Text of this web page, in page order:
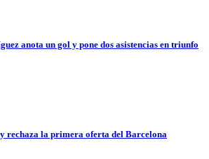
anota un gol y pone dos asistencias en triunfo
rechaza la primera oferta del Barcelona